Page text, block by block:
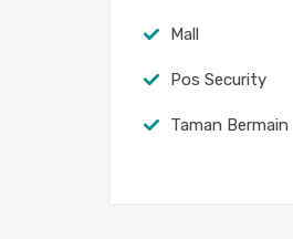
Mall
Pos Security
Taman Bermain